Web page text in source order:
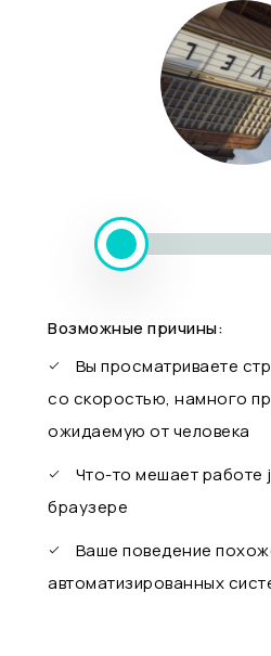
Возможные причины:
Вы просматриваете
со скоростью, намного
ожидаемую от человека
Что-то мешает работе
браузере
Ваше поведение
автоматизированных